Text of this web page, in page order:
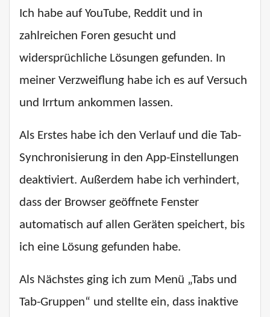
Ich habe auf YouTube, Reddit und in
zahlreichen Foren gesucht und
widersprüchliche Lösungen gefunden. In
meiner Verzweiflung habe ich es auf Versuch
und Irrtum ankommen lassen.
Als Erstes habe ich den Verlauf und die Tab-
Synchronisierung in den App-Einstellungen
deaktiviert. Außerdem habe ich verhindert,
dass der Browser geöffnete Fenster
automatisch auf allen Geräten speichert, bis
ich eine Lösung gefunden habe.
Als Nächstes ging ich zum Menü „Tabs und
Tab-Gruppen“ und stellte ein, dass inaktive